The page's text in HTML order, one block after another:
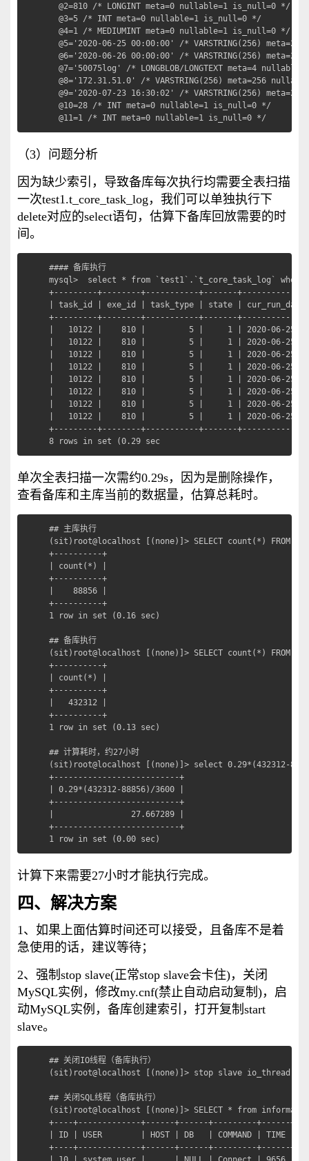
@2=810 /* LONGINT meta=0 nullable=1 is_null=0 */
@3=5 /* INT meta=0 nullable=1 is_null=0 */
@4=1 /* MEDIUMINT meta=0 nullable=1 is_null=0 */
@5='2020-06-25 00:00:00' /* VARSTRING(256)
@6='2020-06-26 00:00:00' /* VARSTRING(256)
@7='50075log' /* LONGBLOB/LONGTEXT meta=4
@8='172.31.51.0' /* VARSTRING(256) meta=256
@9='2020-07-23 16:30:02' /* VARSTRING(256)
@10=28 /* INT meta=0 nullable=1 is_null=0 */
@11=1 /* INT meta=0 nullable=1 is_null=0 */
（3）问题分析
因为缺少索引，导致备库每次执行均需要全表扫描
一次test1.t_core_task_log，我们可以单独执行下
delete对应的select语句，估算下备库回放需要的时
间。
#### 备库执行
mysql>  select * from `test1`.`t_core_task_log` where
+---------+--------+-----------+-------
| task_id | exe_id | task_type | state | cur_run_date
+---------+--------+-----------+-------
|   10122 |    810 |         5 |     1 | 2020-06-
|   10122 |    810 |         5 |     1 | 2020-06-
|   10122 |    810 |         5 |     1 | 2020-06-
|   10122 |    810 |         5 |     1 | 2020-06-
|   10122 |    810 |         5 |     1 | 2020-06-
|   10122 |    810 |         5 |     1 | 2020-06-
|   10122 |    810 |         5 |     1 | 2020-06-
|   10122 |    810 |         5 |     1 | 2020-06-
+---------+--------+-----------+-------
8 rows in set (0.29 sec
单次全表扫描一次需约0.29s，因为是删除操作，
查看备库和主库当前的数据量，估算总耗时。
## 主库执行
(sit)root@localhost [(none)]> SELECT count(*) FROM
+----------+
| count(*) |
+----------+
|    88856 |
+----------+
1 row in set (0.16 sec)
## 备库执行
(sit)root@localhost [(none)]> SELECT count(*) FROM
+----------+
| count(*) |
+----------+
|   432312 |
+----------+
1 row in set (0.13 sec)
## 计算耗时，约27小时
(sit)root@localhost [(none)]> select 0.29*(432312-
+--------------------------+
| 0.29*(432312-88856)/3600 |
+--------------------------+
|                27.667289 |
+--------------------------+
1 row in set (0.00 sec)
计算下来需要27小时才能执行完成。
四、解决方案
1、如果上面估算时间还可以接受，且备库不是着
急使用的话，建议等待；
2、强制stop slave(正常stop slave会卡住)，关闭
MySQL实例，修改my.cnf(禁止自动启动复制)，启
动MySQL实例，备库创建索引，打开复制start
slave。
## 关闭IO线程（备库执行）
(sit)root@localhost [(none)]> stop slave io_thread;
## 关闭SQL线程（备库执行）
(sit)root@localhost [(none)]> SELECT * from
+----+-------------+------+------+---------+------
| ID | USER        | HOST | DB   | COMMAND | TIME |
+----+-------------+------+------+---------+------